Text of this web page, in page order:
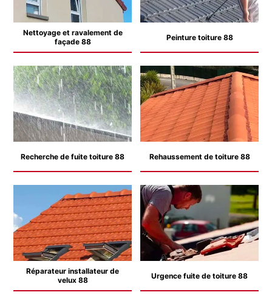
Nettoyage et ravalement de
façade 88
Peinture toiture 88
Recherche de fuite toiture 88 Rehaussement de toiture 88
Réparateur installateur de
velux 88
Urgence fuite de toiture 88